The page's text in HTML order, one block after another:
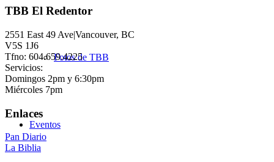
Fotos de TBB
Eventos
TBB El Redentor
2551 East 49 Ave|Vancouver, BC
V5S 1J6
Tfno: 604.659.4225
Servicios:
Domingos 2pm y 6:30pm
Miércoles 7pm
Enlaces
Pan Diario
La Biblia